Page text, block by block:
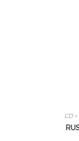
CD +